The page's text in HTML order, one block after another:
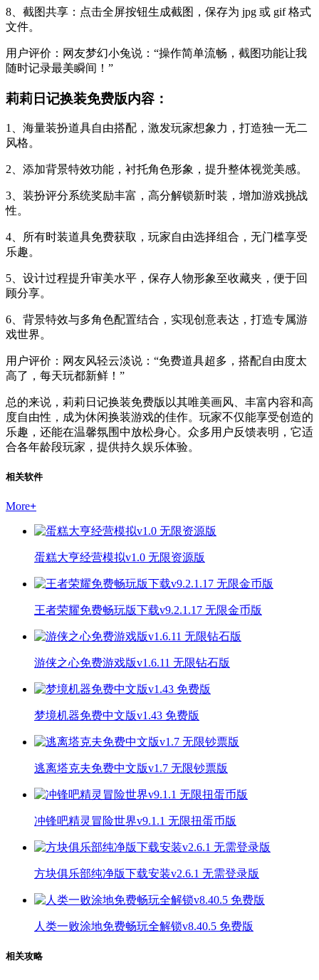
8、截图共享：点击全屏按钮生成截图，保存为 jpg 或 gif 格式
文件。
用户评价：网友梦幻小兔说：“操作简单流畅，截图功能让我
随时记录最美瞬间！”
莉莉日记换装免费版内容：
1、海量装扮道具自由搭配，激发玩家想象力，打造独一无二
风格。
2、添加背景特效功能，衬托角色形象，提升整体视觉美感。
3、装扮评分系统奖励丰富，高分解锁新时装，增加游戏挑战
性。
4、所有时装道具免费获取，玩家自由选择组合，无门槛享受
乐趣。
5、设计过程提升审美水平，保存人物形象至收藏夹，便于回
顾分享。
6、背景特效与多角色配置结合，实现创意表达，打造专属游
戏世界。
用户评价：网友风轻云淡说：“免费道具超多，搭配自由度太
高了，每天玩都新鲜！”
总的来说，莉莉日记换装免费版以其唯美画风、丰富内容和高
度自由性，成为休闲换装游戏的佳作。玩家不仅能享受创造的
乐趣，还能在温馨氛围中放松身心。众多用户反馈表明，它适
合各年龄段玩家，提供持久娱乐体验。
相关软件
More+
蛋糕大亨经营模拟v1.0 无限资源版
王者荣耀免费畅玩版下载v9.2.1.17 无限金币版
游侠之心免费游戏版v1.6.11 无限钻石版
梦境机器免费中文版v1.43 免费版
逃离塔克夫免费中文版v1.7 无限钞票版
冲锋吧精灵冒险世界v9.1.1 无限扭蛋币版
方块俱乐部纯净版下载安装v2.6.1 无需登录版
人类一败涂地免费畅玩全解锁v8.40.5 免费版
相关攻略